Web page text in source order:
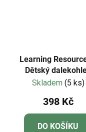
Learning
Dětský
GeoSafari® Jr.
Skladem (5 ks)
398 Kč
DO KOŠÍKU